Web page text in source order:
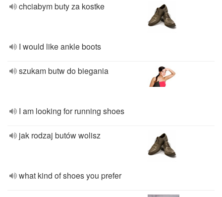
chciabym buty za kostke
I would like ankle boots
szukam butw do biegania
I am looking for running shoes
jak rodzaj butów wolisz
what kind of shoes you prefer